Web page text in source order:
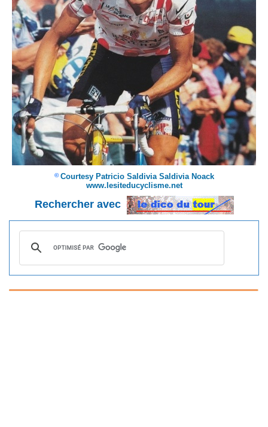
© Courtesy Patricio Saldivia Saldivia Noack
www.lesiteducyclisme.net
Rechercher avec